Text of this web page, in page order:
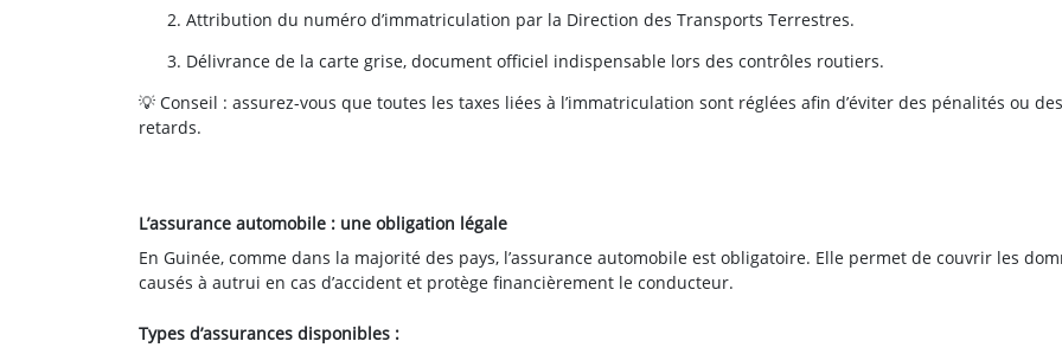
Attribution du numéro d’immatriculation par la Direction des Transports Terrestres.
Délivrance de la carte grise, document officiel indispensable lors des contrôles routiers.
💡 Conseil : assurez-vous que toutes les taxes liées à l’immatriculation sont réglées afin d’éviter des pénalités ou des
retards.
L’assurance automobile : une obligation légale
En Guinée, comme dans la majorité des pays, l’assurance automobile est obligatoire. Elle permet de couvrir les
causés à autrui en cas d’accident et protège financièrement le conducteur.
Types d’assurances disponibles :